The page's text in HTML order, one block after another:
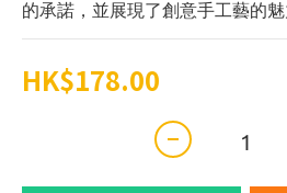
的承諾，並展現了創意手工藝的魅
HK$178.00